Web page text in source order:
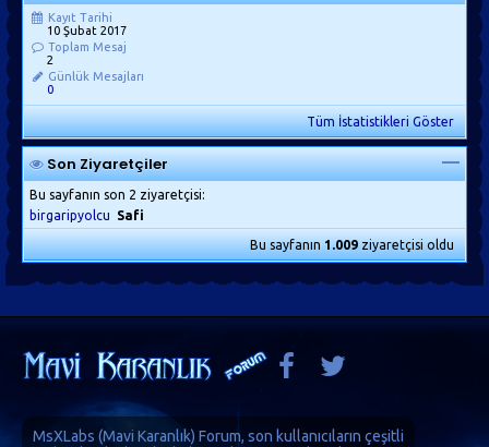
Kayıt Tarihi
10 Şubat 2017
Toplam Mesaj
2
Günlük Mesajları
0
Tüm İstatistikleri Göster
Son Ziyaretçiler
Bu sayfanın son 2 ziyaretçisi:
birgaripyolcu
Safi
Bu sayfanın1.009ziyaretçisi oldu
MsXLabs (Mavi Karanlık) Forum, son kullanıcıların çeşitli